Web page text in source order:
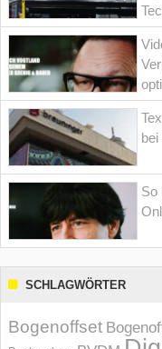
So
SCHLAGWÖRTER
Bogenoffset